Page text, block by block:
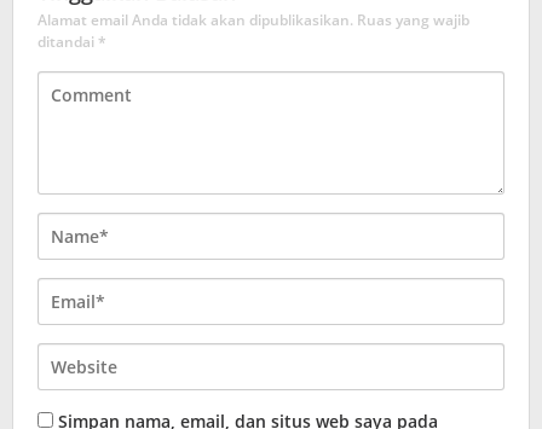
Alamat email Anda tidak akan dipublikasikan. Ruas yang wajib
ditandai *
Simpan nama, email, dan situs web saya pada